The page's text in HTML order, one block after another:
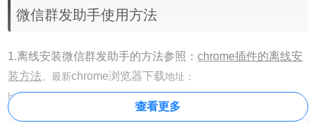
微信群发助手使用方法
1.离线安装微信群发助手的方法参照：chrome插件的离线安
装方法。最新chrome浏览器下载地址：
https://huajiakeji.com/chrome/2017-09/813.html。
查看更多